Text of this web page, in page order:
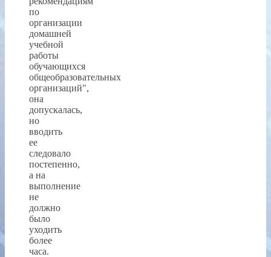
по
организации
домашней
учебной
работы
обучающихся
общеобразовательных
организаций",
она
допускалась,
но
вводить
ее
следовало
постепенно,
а на
выполнение
не
должно
было
уходить
более
часа.